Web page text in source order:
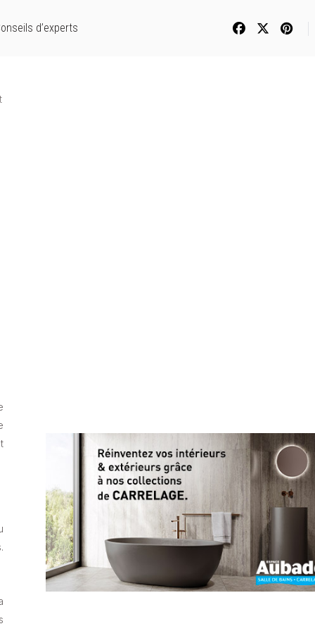
d’experts